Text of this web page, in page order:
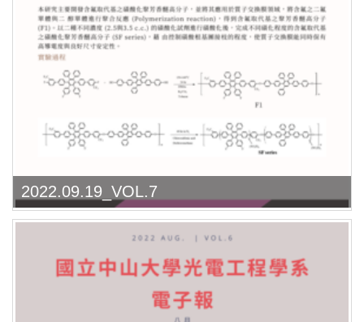
2022.09.19_VOL.7